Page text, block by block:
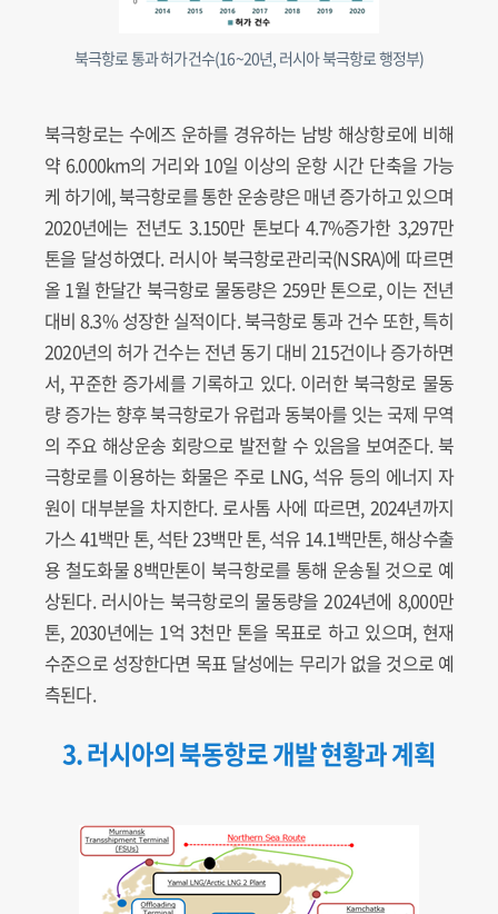
북극항로 통과 허가건수(16~20년, 러시아 북극항로 행정부)
북극항로는 수에즈 운하를 경유하는 남방 해상항로에 비해
약 6.000km의 거리와 10일 이상의 운항 시간 단축을 가능
케 하기에, 북극항로를 통한 운송량은 매년 증가하고 있으며
2020년에는 전년도 3.150만 톤보다 4.7%증가한 3,297만
톤을 달성하였다. 러시아 북극항로관리국(NSRA)에 따르면
올 1월 한달간 북극항로 물동량은 259만 톤으로, 이는 전년
대비 8.3% 성장한 실적이다. 북극항로 통과 건수 또한, 특히
2020년의 허가 건수는 전년 동기 대비 215건이나 증가하면
서, 꾸준한 증가세를 기록하고 있다. 이러한 북극항로 물동
량 증가는 향후 북극항로가 유럽과 동북아를 잇는 국제 무역
의 주요 해상운송 회랑으로 발전할 수 있음을 보여준다. 북
극항로를 이용하는 화물은 주로 LNG, 석유 등의 에너지 자
원이 대부분을 차지한다. 로사톰 사에 따르면, 2024년까지
가스 41백만 톤, 석탄 23백만 톤, 석유 14.1백만톤, 해상수출
용 철도화물 8백만톤이 북극항로를 통해 운송될 것으로 예
상된다. 러시아는 북극항로의 물동량을 2024년에 8,000만
톤, 2030년에는 1억 3천만 톤을 목표로 하고 있으며, 현재
수준으로 성장한다면 목표 달성에는 무리가 없을 것으로 예
측된다.
3. 러시아의 북동항로 개발 현황과 계획